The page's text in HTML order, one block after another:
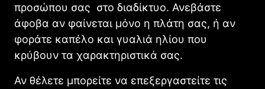
προσώπου σας στο διαδίκτυο. Ανεβάστε
άφοβα αν φαίνεται μόνο η πλάτη σας, ή αν
φοράτε καπέλο και γυαλιά ηλίου που
κρύβουν τα χαρακτηριστικά σας.
Αν θέλετε μπορείτε να επεξεργαστείτε τις